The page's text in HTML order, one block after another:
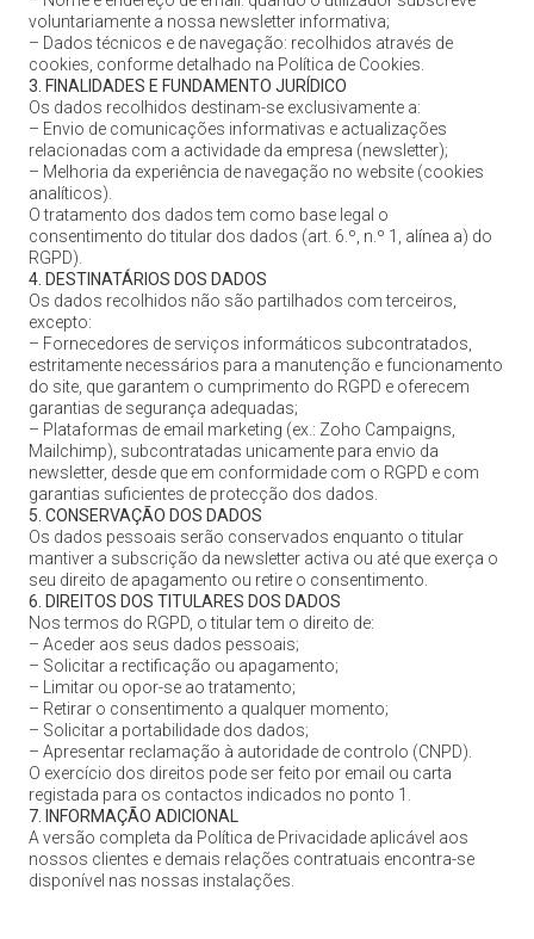
voluntariamente a nossa newsletter informativa;
– Dados técnicos e de navegação: recolhidos através de
cookies, conforme detalhado na Política de Cookies.
3. FINALIDADES E FUNDAMENTO JURÍDICO
Os dados recolhidos destinam-se exclusivamente a:
– Envio de comunicações informativas e actualizações
relacionadas com a actividade da empresa (newsletter);
– Melhoria da experiência de navegação no website (cookies
analíticos).
O tratamento dos dados tem como base legal o
consentimento do titular dos dados (art. 6.º, n.º 1, alínea a) do
RGPD).
4. DESTINATÁRIOS DOS DADOS
Os dados recolhidos não são partilhados com terceiros,
excepto:
– Fornecedores de serviços informáticos subcontratados,
estritamente necessários para a manutenção e funcionamento
do site, que garantem o cumprimento do RGPD e oferecem
garantias de segurança adequadas;
– Plataformas de email marketing (ex.: Zoho Campaigns,
Mailchimp), subcontratadas unicamente para envio da
newsletter, desde que em conformidade com o RGPD e com
garantias suficientes de protecção dos dados.
5. CONSERVAÇÃO DOS DADOS
Os dados pessoais serão conservados enquanto o titular
mantiver a subscrição da newsletter activa ou até que exerça o
seu direito de apagamento ou retire o consentimento.
6. DIREITOS DOS TITULARES DOS DADOS
Nos termos do RGPD, o titular tem o direito de:
– Aceder aos seus dados pessoais;
– Solicitar a rectificação ou apagamento;
– Limitar ou opor-se ao tratamento;
– Retirar o consentimento a qualquer momento;
– Solicitar a portabilidade dos dados;
– Apresentar reclamação à autoridade de controlo (CNPD).
O exercício dos direitos pode ser feito por email ou carta
registada para os contactos indicados no ponto 1.
7. INFORMAÇÃO ADICIONAL
A versão completa da Política de Privacidade aplicável aos
nossos clientes e demais relações contratuais encontra-se
disponível nas nossas instalações.